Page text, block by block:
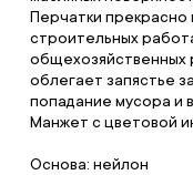
Перчатки прекрасно
строительных
общехозяйственных
облегает запястье
попадание мусора и
Манжет с цветовой
Основа: нейлон